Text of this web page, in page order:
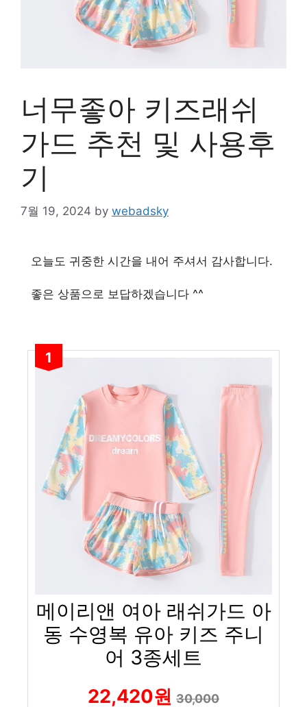
너무좋아 키즈래쉬
가드 추천 및 사용후
기
7월 19, 2024 by webadsky
오늘도 귀중한 시간을 내어 주셔서 감사합니다.
좋은 상품으로 보답하겠습니다 ^^
1
메이리앤 여아 래쉬가드 아
동 수영복 유아 키즈 주니
어 3종세트
22,420원 30,000